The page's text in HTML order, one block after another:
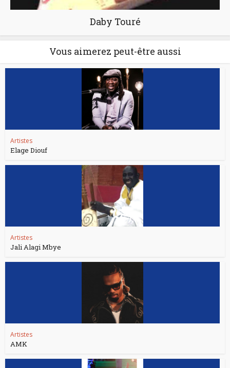
Daby Touré
Vous aimerez peut-être aussi
Artistes
Elage Diouf
Artistes
Jali Alagi Mbye
Artistes
AMK